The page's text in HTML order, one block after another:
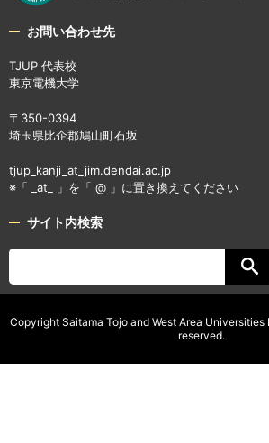
お問い合わせ先
TJUP 代表校
東京電機大学
〒350-0394
埼玉県比企郡鳩山町石坂
tjup_kanji_at_jim.dendai.ac.jp
※「 _at_ 」を「 @ 」に置き換えてください
サイト内検索
Copyright Saitama Tojo and West Area
reserved.